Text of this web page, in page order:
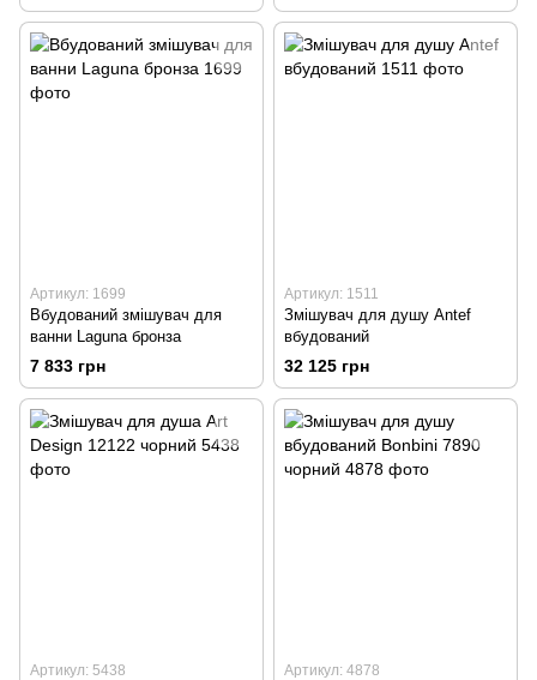
Артикул: 1699
Вбудований змішувач для
ванни Laguna бронза
7 833 грн
Артикул: 1511
Змішувач для душу Antef
вбудований
32 125 грн
Артикул: 5438 Артикул: 4878